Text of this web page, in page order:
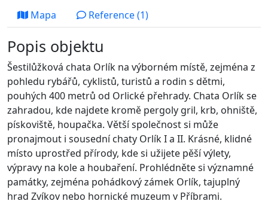
Mapa Reference (1)
Popis objektu
Šestilůžková chata Orlík na výborném místě, zejména z
pohledu rybářů, cyklistů, turistů a rodin s dětmi,
pouhých 400 metrů od Orlické přehrady. Chata Orlík se
zahradou, kde najdete kromě pergoly gril, krb, ohniště,
pískoviště, houpačka. Větší společnost si může
pronajmout i sousední chaty Orlík I a II. Krásné, klidné
místo uprostřed přírody, kde si užijete pěší výlety,
výpravy na kole a houbaření. Prohlédněte si významné
památky, zejména pohádkový zámek Orlík, tajuplný
hrad Zvíkov nebo hornické muzeum v Příbrami.